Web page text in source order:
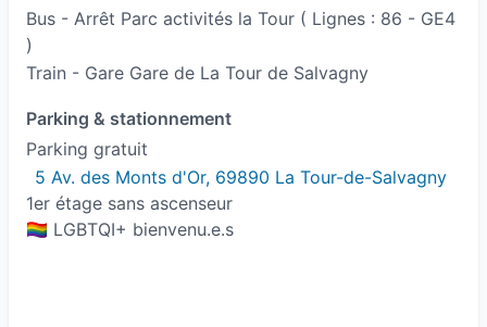
Bus - Arrêt Parc activités la Tour ( Lignes : 86 - GE4
)
Train - Gare Gare de La Tour de Salvagny
Parking & stationnement
Parking gratuit
5 Av. des Monts d'Or, 69890 La Tour-de-Salvagny
1er étage sans ascenseur
🏳️‍🌈 LGBTQI+ bienvenu.e.s